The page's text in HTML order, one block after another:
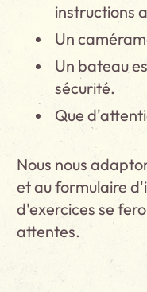
instructions
Un
Un bateau
sécurité.
Que
Nous nous
et au formulaire
d'exercices se
attentes.